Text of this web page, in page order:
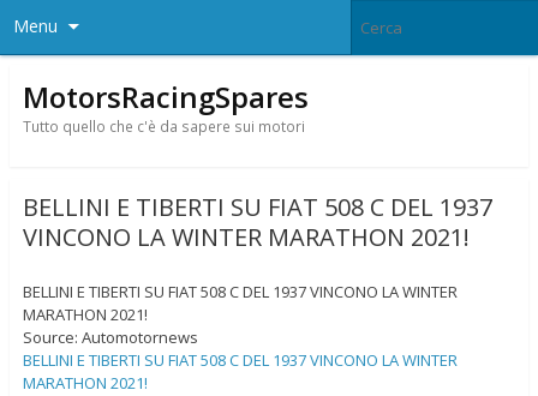
Menu
MotorsRacingSpares
Tutto quello che c'è da sapere sui motori
BELLINI E TIBERTI SU FIAT 508 C DEL 1937
VINCONO LA WINTER MARATHON 2021!
BELLINI E TIBERTI SU FIAT 508 C DEL 1937 VINCONO LA WINTER
MARATHON 2021!
Source: Automotornews
BELLINI E TIBERTI SU FIAT 508 C DEL 1937 VINCONO LA WINTER
MARATHON 2021!